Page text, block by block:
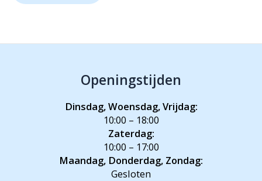
Openingstijden
Dinsdag, Woensdag, Vrijdag:
10:00 – 18:00
Zaterdag:
10:00 – 17:00
Maandag, Donderdag, Zondag:
Gesloten